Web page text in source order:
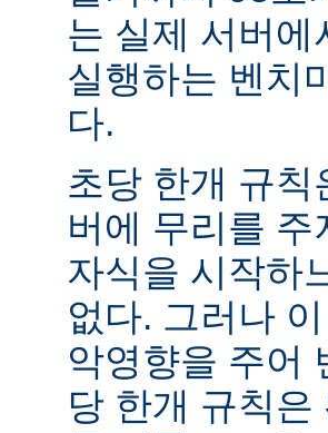
는 실제 서버
실행하는 벤치
다.
초당 한개 규
버에 무리를
자식을 시작하
없다. 그러나
악영향을 주어
당 한개 규칙